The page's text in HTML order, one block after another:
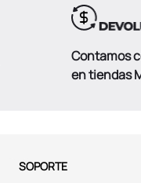
Contamos
en tiendas
SOPORTE